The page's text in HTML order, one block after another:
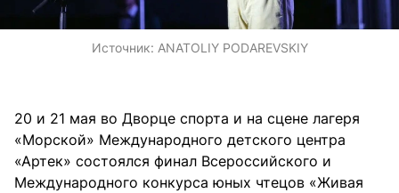
Источник: ANATOLIY PODAREVSKIY
20 и 21 мая во Дворце спорта и на сцене лагеря
«Морской» Международного детского центра
«Артек» состоялся финал Всероссийского и
Международного конкурса юных чтецов «Живая